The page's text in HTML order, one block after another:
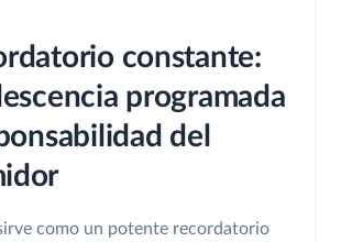
constante:
programada
del
como un potente recordatorio